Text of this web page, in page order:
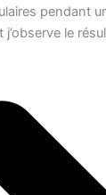
pendant
j’observe le